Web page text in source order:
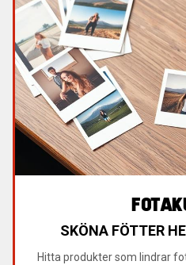
SKÖNA FÖTTER
Hitta produkter som lindrar